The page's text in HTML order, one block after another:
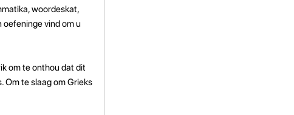
woordeskat,
vind om u
om te onthou dat dit
Om te slaag om Grieks